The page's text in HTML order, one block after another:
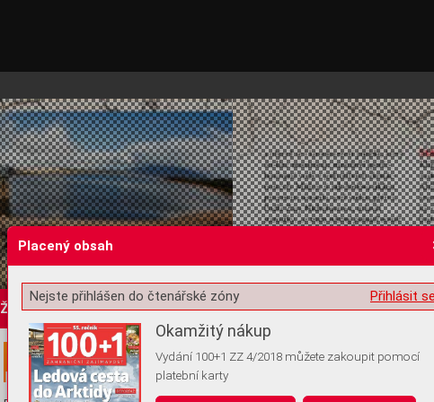
Žádost o souhlas s ukládáním volitelných informací
Placený obsah
Přihlásit
Nejste přihlášen do čtenářské zóny
Okamžitý nákup
Vydání 100+1 ZZ 4/2018 můžete zakoupit pomocí
platební karty